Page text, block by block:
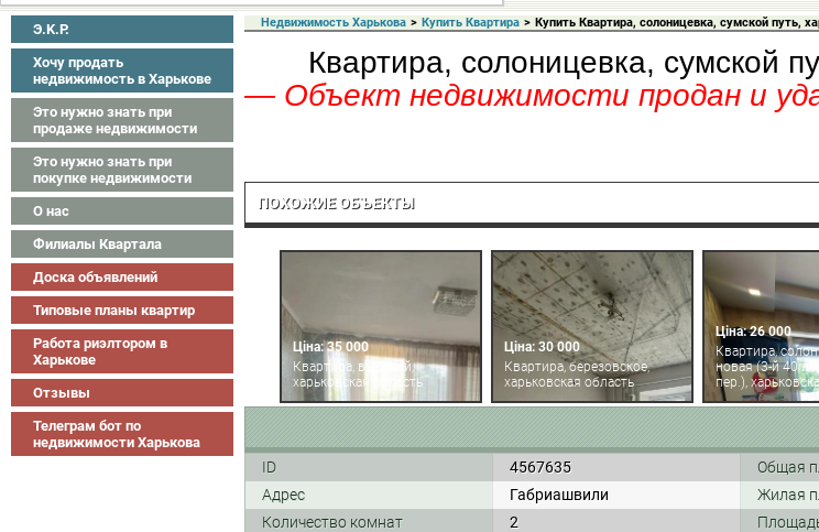
Э.K.P.
Хочу продать
недвижимость в Харькове
Это нужно знать при
продаже недвижимости
Это нужно знать при
покупке недвижимости
О нас
Филиалы Квартала
Доска объявлений
Типовые планы квартир
Работа риэлтором в
Харькове
Отзывы
Телеграм бот по
недвижимости Харькова
Недвижимость Харькова > Купить Квартира > Купить Квартира, солоницевка, сумской путь,
Квартира, солоницевка, сумской
— Объект недвижимости продан и
ПОХОЖИЕ ОБЪЕКТЫ
Ціна: 35 000
Квартира, высокий,
харьковская область
Ціна: 30 000
Квартира, березовское,
харьковская область
Ціна: 26 000
Квартира,
новая (3-й 40
пер.),
ID 4567635 Общая
Адрес
Габриашвили Жилая
Количество комнат
2